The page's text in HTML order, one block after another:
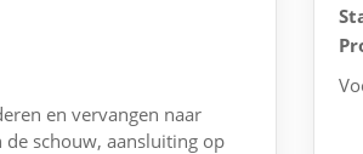
en vervangen naar
schouw, aansluiting op